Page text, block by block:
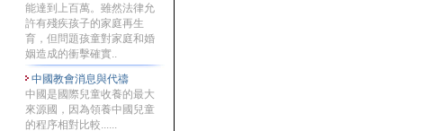
能達到上百萬。雖然法律允
許有殘疾孩子的家庭再生
育，但問題孩童對家庭和婚
姻造成的衝擊確實..
中國教會消息與代禱
中國是國際兒童收養的最大
來源國，因為領養中國兒童
的程序相對比較......